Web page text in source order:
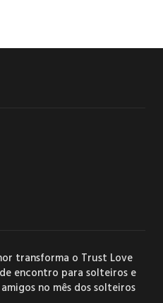
transforma o Trust Love
encontro para solteiros e
no mês dos solteiros